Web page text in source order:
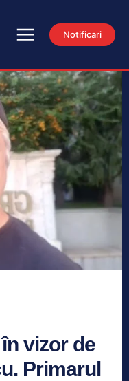
Notificari
vizor de
Primarul